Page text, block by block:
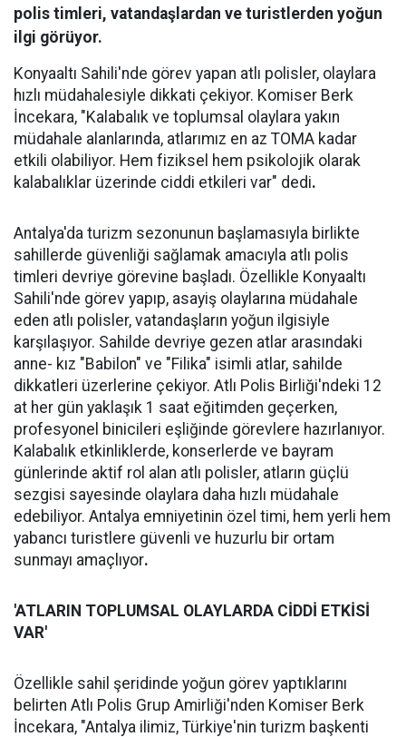
polis timleri, vatandaşlardan ve turistlerden yoğun
ilgi görüyor.
Konyaaltı Sahili'nde görev yapan atlı polisler, olaylara
hızlı müdahalesiyle dikkati çekiyor. Komiser Berk
İncekara, "Kalabalık ve toplumsal olaylara yakın
müdahale alanlarında, atlarımız en az TOMA kadar
etkili olabiliyor. Hem fiziksel hem psikolojik olarak
kalabalıklar üzerinde ciddi etkileri var" dedi.
Antalya'da turizm sezonunun başlamasıyla birlikte
sahillerde güvenliği sağlamak amacıyla atlı polis
timleri devriye görevine başladı. Özellikle Konyaaltı
Sahili'nde görev yapıp, asayiş olaylarına müdahale
eden atlı polisler, vatandaşların yoğun ilgisiyle
karşılaşıyor. Sahilde devriye gezen atlar arasındaki
anne- kız "Babilon" ve "Filika" isimli atlar, sahilde
dikkatleri üzerlerine çekiyor. Atlı Polis Birliği'ndeki 12
at her gün yaklaşık 1 saat eğitimden geçerken,
profesyonel binicileri eşliğinde görevlere hazırlanıyor.
Kalabalık etkinliklerde, konserlerde ve bayram
günlerinde aktif rol alan atlı polisler, atların güçlü
sezgisi sayesinde olaylara daha hızlı müdahale
edebiliyor. Antalya emniyetinin özel timi, hem yerli hem
yabancı turistlere güvenli ve huzurlu bir ortam
sunmayı amaçlıyor.
'ATLARIN TOPLUMSAL OLAYLARDA CİDDİ ETKİSİ
VAR'
Özellikle sahil şeridinde yoğun görev yaptıklarını
belirten Atlı Polis Grup Amirliği'nden Komiser Berk
İncekara, "Antalya ilimiz, Türkiye'nin turizm başkenti